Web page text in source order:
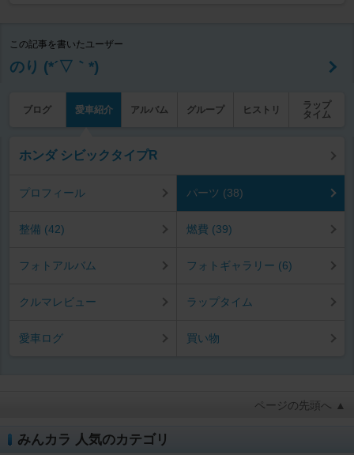
この記事を書いたユーザー
のり (*´▽｀*)
ブログ 愛車紹介 アルバム グループ ヒストリ
ラップ
タイム
ホンダ シビックタイプR
プロフィール パーツ (38)
整備 (42) 燃費 (39)
フォトアルバム フォトギャラリー (6)
クルマレビュー ラップタイム
愛車ログ 買い物
ページの先頭へ ▲
みんカラ 人気のカテゴリ